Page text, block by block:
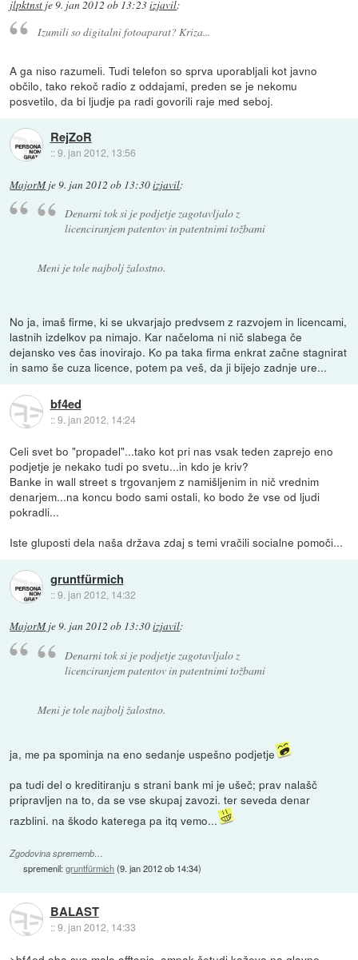
jlpktnst je9. jan 2012 ob 13:23izjavil:
Izumili so digitalni fotoaparat? Kriza...
A ga niso razumeli. Tudi telefon so sprva uporabljali kot javno
občilo, tako rekoč radio z oddajami, preden se je nekomu
posvetilo, da bi ljudje pa radi govorili raje med seboj.
RejZoR
::9. jan 2012, 13:56
MajorMje9. jan 2012 ob 13:30izjavil:
Denarni tok si je podjetje zagotavljalo z
licenciranjem patentov in patentnimi tožbami
Meni je tole najbolj žalostno.
No ja, imaš firme, ki se ukvarjajo predvsem z razvojem in licencami,
lastnih izdelkov pa nimajo. Kar načeloma ni nič slabega če
dejansko ves čas inovirajo. Ko pa taka firma enkrat začne stagnirat
in samo še cuza licence, potem pa veš, da ji bijejo zadnje ure...
bf4ed
::9. jan 2012, 14:24
Celi svet bo "propadel"...tako kot pri nas vsak teden zaprejo eno
podjetje je nekako tudi po svetu...in kdo je kriv?
Banke in wall street s trgovanjem z namišljenim in nič vrednim
denarjem...na koncu bodo sami ostali, ko bodo že vse od ljudi
pokradli...
Iste gluposti dela naša država zdaj s temi vračili socialne pomoči...
gruntfürmich
::9. jan 2012, 14:32
MajorMje9. jan 2012 ob 13:30izjavil:
Denarni tok si je podjetje zagotavljalo z
licenciranjem patentov in patentnimi tožbami
Meni je tole najbolj žalostno.
ja, me pa spominja na eno sedanje uspešno podjetje
pa tudi del o kreditiranju s strani bank mi je ušeč; prav nalašč
pripravljen na to, da se vse skupaj zavozi. ter seveda denar
razblini. na škodo katerega pa itq vemo...
Zgodovina sprememb…
spremenil:gruntfürmich(9. jan 2012 ob 14:34)
BALAST
::9. jan 2012, 14:33